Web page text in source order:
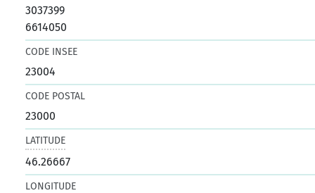
3037399
6614050
CODE INSEE
23004
CODE POSTAL
23000
LATITUDE
46.26667
LONGITUDE